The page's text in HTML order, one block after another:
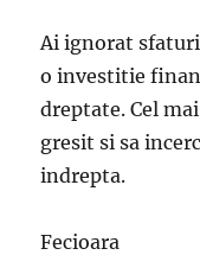
Ai ignorat
o investitie
dreptate. Cel
gresit si sa
indrepta.
Fecioara